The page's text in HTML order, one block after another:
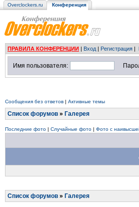
Overclockers.ru Конференция
ПРАВИЛА КОНФЕРЕНЦИИ | Вход | Регистрация |
Имя пользователя:
Сообщения без ответов | Активные темы
Список форумов » Галерея
Последние фото | Случайные фото | Фото с
Список форумов » Галерея